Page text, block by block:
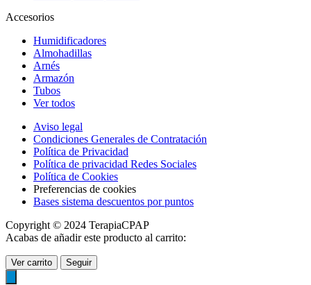
Accesorios
Humidificadores
Almohadillas
Arnés
Armazón
Tubos
Ver todos
Aviso legal
Condiciones Generales de Contratación
Política de Privacidad
Política de privacidad Redes Sociales
Política de Cookies
Preferencias de cookies
Bases sistema descuentos por puntos
Copyright © 2024 TerapiaCPAP
Acabas de añadir este producto al carrito:
Ver carrito Seguir